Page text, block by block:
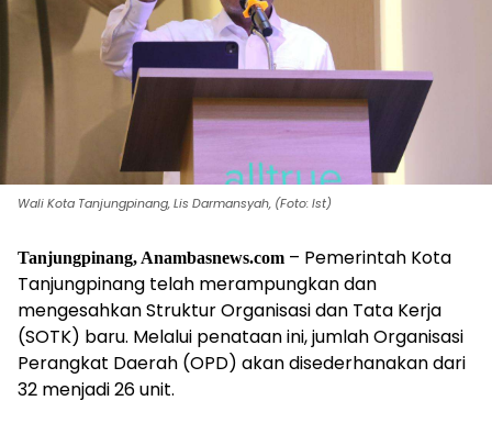
‎Wali Kota Tanjungpinang, Lis Darmansyah, (Foto: Ist)
Tanjungpinang, Anambasnews.com – Pemerintah Kota
Tanjungpinang telah merampungkan dan
mengesahkan Struktur Organisasi dan Tata Kerja
(SOTK) baru. Melalui penataan ini, jumlah Organisasi
Perangkat Daerah (OPD) akan disederhanakan dari
32 menjadi 26 unit.